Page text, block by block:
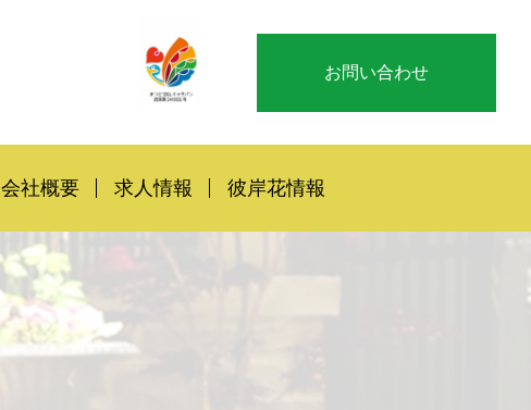
お問い合わせ
会社概要 求人情報 彼岸花情報